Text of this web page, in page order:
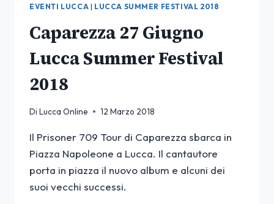
EVENTI LUCCA | LUCCA SUMMER FESTIVAL 2018
Caparezza 27 Giugno
Lucca Summer Festival
2018
Di Lucca Online 12 Marzo 2018
Il Prisoner 709 Tour di Caparezza sbarca in
Piazza Napoleone a Lucca. Il cantautore
porta in piazza il nuovo album e alcuni dei
suoi vecchi successi.